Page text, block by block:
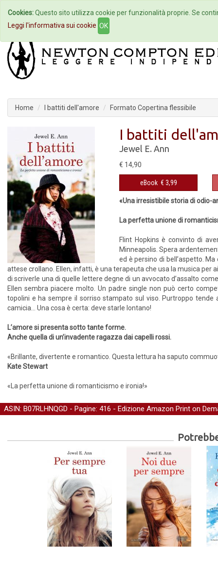
Home Autori Eventi
Home I battiti dell'amore Formato Copertina flessibile
I battiti
Jewel E. Ann
€ 14,90
eBook € 3,99
«Una irresistibile storia di odio-
La perfetta unione di
Flint Hopkins è convinto di
Minneapolis. Spera
ed è persino di bell’aspetto.
attese crollano. Ellen, infatti, è una terapeuta che usa la musica per
di scriverle una di quelle lettere degne di un avvocato d’assalto
Ellen sembra piacere molto. Un padre single non può certo
topolini e ha sempre il sorriso stampato sul viso. Purtroppo
camicia… Una cosa è certa: deve starle lontano!
L’amore si presenta sotto tante forme.
Anche quella di un’invadente ragazza dai capelli rossi.
«Brillante, divertente e romantico. Questa lettura ha saputo
Kate Stewart
«La perfetta unione di romanticismo e ironia!»
ASIN: B07RLHNQGD - Pagine: 416 - Edizione Amazon Print on
Cookies:Questo sito utilizza cookie per funzionalità proprie. Se
Leggi l'informativa sui cookie OK